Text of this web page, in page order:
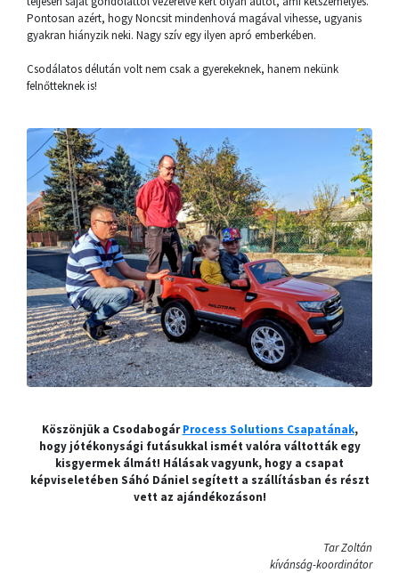
Pontosan azért, hogy Noncsit mindenhová magával vihesse, ugyanis
gyakran hiányzik neki. Nagy szív egy ilyen apró emberkében.
Csodálatos délután volt nem csak a gyerekeknek, hanem nekünk
felnőtteknek is!
Köszönjük a CsodabogárProcess Solutions Csapatának,
hogy jótékonysági futásukkal ismét valóra váltották egy
kisgyermek álmát! Hálásak vagyunk, hogy a csapat
képviseletében Sáhó Dániel segített a szállításban és részt
vett az ajándékozáson!
Tar Zoltán
kívánság-koordinátor